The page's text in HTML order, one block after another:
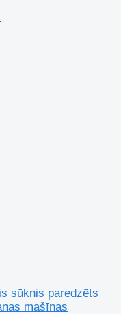
sūknis paredzēts
mašīnas